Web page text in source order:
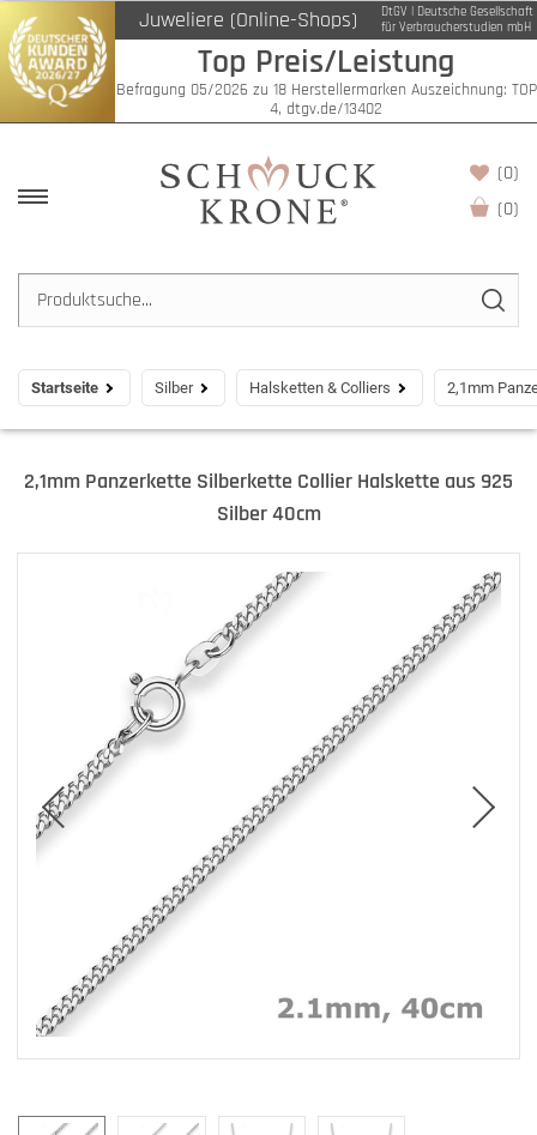
Juweliere (Online-Shops)
DtGV | Deutsche Gesellschaft
für Verbraucherstudien mbH
Top Preis/Leistung
Befragung 05/2026 zu 18 Herstellermarken Auszeichnung: TOP
4, dtgv.de/13402
(0)
(0)
Startseite Silber Halsketten & Colliers 2,1mm
2,1mm Panzerkette Silberkette Collier Halskette aus 925
Silber 40cm